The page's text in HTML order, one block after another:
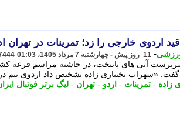
قید اردوی خارجی را زد؛ تمرینات در تهران
- 11 روز پیش - چهارشنبه 7 مرداد 1405، 01:03
آبی های پایتخت، در حاشیه مراسم قرعه کشی
گفت: «سهراب بختیاری زاده تشخیص داد اردوی تیم در
زاده - تمرینات - اردو - تهران - لیگ برتر فوتبال